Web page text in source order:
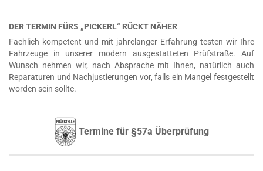
DER TERMIN FÜRS „PICKERL“ RÜCKT NÄHER
Fachlich kompetent und mit jahrelanger Erfahrung testen wir Ihre
Fahrzeuge in unserer modern ausgestatteten Prüfstraße. Auf
Wunsch nehmen wir, nach Absprache mit Ihnen, natürlich auch
Reparaturen und Nachjustierungen vor, falls ein Mangel festgestellt
worden sein sollte.
Termine für §57a Überprüfung